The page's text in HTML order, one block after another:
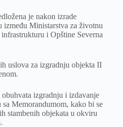
je nakon izrade
između Ministarstva za životnu
i Opštine Severna
uslova za izgradnju objekta II
izgradnju i izdavanje
Memorandumom, kako bi se
stambenih objekata u okviru